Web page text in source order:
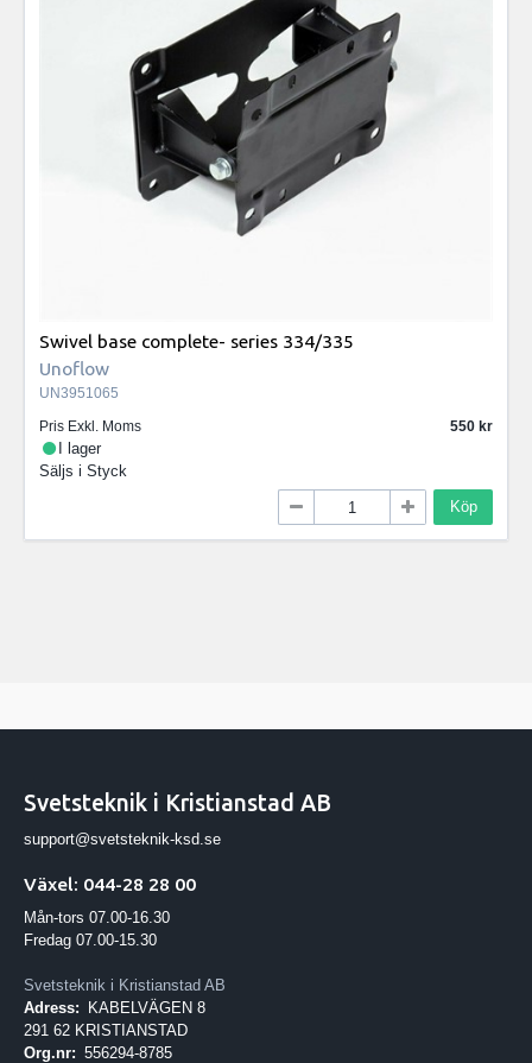
Swivel base complete- series 334/335
Unoflow
UN3951065
Pris Exkl. Moms
550
I lager
Säljs i Styck
Köp
Svetsteknik i Kristianstad AB
support@svetsteknik-ksd.se
Växel: 044-28 28 00
Mån-tors 07.00-16.30
Fredag 07.00-15.30
Svetsteknik i Kristianstad AB
Adress:
KABELVÄGEN 8
291 62 KRISTIANSTAD
Org.nr: 556294-8785